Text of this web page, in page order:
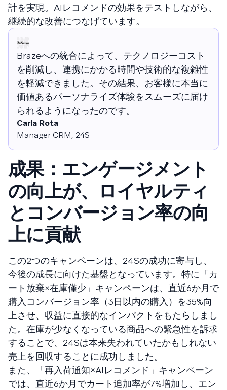
計を実現。AIレコメンドの効果をテストしながら、
継続的な改善につなげています。
Brazeへの統合によって、テクノロジーコスト
を削減し、連携にかかる時間や技術的な複雑性
を軽減できました。その結果、お客様に本当に
価値あるパーソナライズ体験をスムーズに届け
られるようになったのです。
Carla Rota
Manager CRM​​​​‌ ‍ ​‍​‍‌‍ ‌ ​‍‌‍‍‌‌‍‌ ‌‍‍‌‌‍ ‍​‍​‍​ ‍‍​‍​‍‌ ​ ‌‍​‌‌‍ ‍‌‍‍‌‌ ‌​‌ ‍‌​‍ ‍‌‍‍‌‌‍ ​‍​‍​‍ ​​‍​‍‌‍‍​‌ ​‍‌‍‌‌‌‍‌‍​‍​‍​ ‍‍​‍​‍‌‍‍​‌ ‌​‌ ‌​‌ ​​‌ ​ ​ ‍‍​‍ ​‍ ‌‍​ ‌‍ ‌‌ ​ ​‍ ‍‌‍​‍‌ ​‍‌‍​‌‌ ‍‍‌‍‌‌​‍ ‌‌‍‌​‌‍‌‌‌ ‌‍​‍ ‍‌‍​ ‌‍ ‌‍ ‌​‍ ‌‍‍‌‌‍ ‍‌ ‌​‌‍‌‌‌‍ ‍‌ ‌​​‍ ‌‍‌‌‌‍‌​‌‍‍‌‌ ‌​​‍ ‌‍ ‌‌‍ ‌‍‌​‌‍‌‌​ ‌‌ ​​‌ ​‍‌‍‌‌‌ ​ ‌‍‌‌‌‍ ‍‌ ‌​‌‍​‌‌ ‌​‌‍‍‌‌‍ ‌‍ ‍​ ‍ ‌‍‍‌‌‍‌​​ ‌​ ‌​‌‍​‍‌‍‌​​ ‌ ‌‍‌‌​ ​‌​ ‌ ​ ‌ ​‍ ‌​ ‍‌‌‍‌‍​ ‌‍‌‍‌‍​‍ ‌​ ‌​​ ​ ‌‍‌​​ ​​​‍ ‌​ ‍‌‌‍​‍​ ​‌​ ‍​​‍ ‌‌‍‌‌‌‍​‌​ ​​‌‍‌‌​ ‍‌‌‍​‌​ ​‌​ ‌​​ ​‌‌‍​ ​ ​​​ ​‌​ ‍ ‌ ‌​‌ ‍‌‌ ​​‌‍‌‌​ ‌‌ ​​‌‍‌‌‌ ​‍‌ ​ ‌‍ ‌‍ ‍​ ‍ ‌ ​​‌‍​‌‌ ‌​‌‍‍​​ ‌‌ ​‍‌‍ ‌‍ ​‌‍‌‌​ ‌‍​‍‌‍​‌‌ ​ ‌‍‌‌‌‌‌‌‌ ​‍‌‍ ​​ ‌‌‍‍​‌ ‌​‌ ‌​‌ ​​‌ ​ ​‍‌‌​ ​ ‌​​‌​‍‌‌​ ​‍‌​‌‍​‍‌‌​ ​‍‌​‌‍‌‍​ ‌‍ ‌‌ ​ ​‍ ‍‌‍​‍‌ ​‍‌‍​‌‌ ‍‍‌‍‌‌​‍ ‌‌‍‌​‌‍‌‌‌ ‌‍​‍ ‍‌‍​ ‌‍ ‌‍ ‌​‍‌‍‌‍‍‌‌‍‌​​ ‌​ ‌​‌‍​‍‌‍‌​​ ‌ ‌‍‌‌​ ​‌​ ‌ ​ ‌ ​‍ ‌​ ‍‌‌‍‌‍​ ‌‍‌‍‌‍​‍ ‌​ ‌​​ ​ ‌‍‌​​ ​​​‍ ‌​ ‍‌‌‍​‍​ ​‌​ ‍​​‍ ‌‌‍‌‌‌‍​‌​ ​​‌‍‌‌​ ‍‌‌‍​‌​ ​‌​ ‌​​ ​‌‌‍​ ​ ​​​ ​‌​‍‌‍‌ ‌​‌ ‍‌‌ ​​‌‍‌‌​ ‌‌ ​​‌‍‌‌‌ ​‍‌ ​ ‌‍ ‌‍ ‍​‍‌‍‌ ​​‌‍​‌‌ ‌​‌‍‍​​ ‌‌ ​‍‌‍ ‌‍ ​‌‍‌‌​‍‌‍‌ ​​‌‍‌‌‌ ​‍‌ ​ ‌ ​​‌‍‌‌‌‍​ ‌ ‌​‌‍‍‌‌ ‌‍‌‍‌‌​ ‌‌ ​​‌ ‌‌‌‍​‍‌‍ ​‌‍‍‌‌ ​ ‌‍‍​‌‍‌‌‌‍‌​​‍​‍‌ ‌ ‍ ​‍​‍‌‍ ‌ ​‍‌‍‍‌‌‍‌ ‌‍‍‌‌‍ ‍​‍​‍​ ‍‍​‍​‍‌ ​ ‌‍​‌‌‍ ‍‌‍‍‌‌ ‌​‌ ‍‌​‍ ‍‌‍‍‌‌‍ ​‍​‍​‍ ​​‍​‍‌‍‍​‌ ​‍‌‍‌‌‌‍‌‍​‍​‍​ ‍‍​‍​‍‌‍‍​‌ ‌​‌ ‌​‌ ​​‌ ​ ​ ‍‍​‍ ​‍ ‌‍​ ‌‍ ‌‌ ​ ​‍ ‍‌‍​‍‌ ​‍‌‍​‌‌ ‍‍‌‍‌‌​‍ ‌‌‍‌​‌‍‌‌‌ ‌‍​‍ ‍‌‍​ ‌‍ ‌‍ ‌​‍ ‌‍‍‌‌‍ ‍‌ ‌​‌‍‌‌‌‍ ‍‌ ‌​​‍ ‌‍‌‌‌‍‌​‌‍‍‌‌ ‌​​‍ ‌‍ ‌‌‍ ‌‍‌​‌‍‌‌​ ‌‌ ​​‌ ​‍‌‍‌‌‌ ​ ‌‍‌‌‌‍ ‍‌ ‌​‌‍​‌‌ ‌​‌‍‍‌‌‍ ‌‍ ‍​ ‍ ‌‍‍‌‌‍‌​​ ‌​ ​‍​ ‌ ‌‍‌​​ ‌‌​ ‌‍​ ​‍​ ‍​‌‍​‌​‍ ‌​ ​‌​ ​‌​ ‌‌​ ‌‍​‍ ‌​ ‌​​ ​‍​ ‌​‌‍‌‌​‍ ‌​ ‍​‌‍‌‌​ ​ ​ ​ ​‍ ‌​ ‍‌​ ‍​‌‍‌​‌‍‌‌​ ​‍​ ​‌​ ‍​​ ​​​ ​ ​ ​‌​ ‍​​ ​‌​ ‍ ‌ ‌​‌ ‍‌‌ ​​‌‍‌‌​ ‌‌‍​ ‌‍ ‌‍ ‌‌ ​​‌‍​‌‌‍ ‍‌ ‍‌​ ‍ ‌ ​​‌‍​‌‌ ‌​‌‍‍​​ ‌‌‍ ‍‌‍​‌‌‍ ‌‌‍‌‌​ ‌‍​‍‌‍​‌‌ ​ ‌‍‌‌‌‌‌‌‌ ​‍‌‍ ​​ ‌‌‍‍​‌ ‌​‌ ‌​‌ ​​‌ ​ ​‍‌‌​ ​ ‌​​‌​‍‌‌​ ​‍‌​‌‍​‍‌‌​ ​‍‌​‌‍‌‍​ ‌‍ ‌‌ ​ ​‍ ‍‌‍​‍‌ ​‍‌‍​‌‌ ‍‍‌‍‌‌​‍ ‌‌‍‌​‌‍‌‌‌ ‌‍​‍ ‍‌‍​ ‌‍ ‌‍ ‌​‍‌‍‌‍‍‌‌‍‌​​ ‌​ ​‍​ ‌ ‌‍‌​​ ‌‌​ ‌‍​ ​‍​ ‍​‌‍​‌​‍ ‌​ ​‌​ ​‌​ ‌‌​ ‌‍​‍ ‌​ ‌​​ ​‍​ ‌​‌‍‌‌​‍ ‌​ ‍​‌‍‌‌​ ​ ​ ​ ​‍ ‌​ ‍‌​ ‍​‌‍‌​‌‍‌‌​ ​‍​ ​‌​ ‍​​ ​​​ ​ ​ ​‌​ ‍​​ ​‌​‍‌‍‌ ‌​‌ ‍‌‌ ​​‌‍‌‌​ ‌‌‍​ ‌‍ ‌‍ ‌‌ ​​‌‍​‌‌‍ ‍‌ ‍‌​‍‌‍‌ ​​‌‍​‌‌ ‌​‌‍‍​​ ‌‌‍ ‍‌‍​‌‌‍ ‌‌‍‌‌​‍‌‍‌ ​​‌‍‌‌‌ ​‍‌ ​ ‌ ​​‌‍‌‌‌‍​ ‌ ‌​‌‍‍‌‌ ‌‍‌‍‌‌​ ‌‌ ​​‌ ‌‌‌‍​‍‌‍ ​‌‍‍‌‌ ​ ‌‍‍​‌‍‌‌‌‍‌​​‍​‍‌ ‌, 24S
成果：エンゲージメント
の向上が、ロイヤルティ
とコンバージョン率の向
上に貢献
この2つのキャンペーンは、24Sの成功に寄与し、
今後の成長に向けた基盤となっています。特に「カ
ート放棄×在庫僅少」キャンペーンは、直近6か月で
購入コンバージョン率（3日以内の購入）を35%向
上させ、収益に直接的なインパクトをもたらしまし
た。在庫が少なくなっている商品への緊急性を訴求
することで、24Sは本来失われていたかもしれない
売上を回収することに成功しました。
また、「再入荷通知×AIレコメンド」キャンペーン
では、直近6か月でカート追加率が7%増加し、エン